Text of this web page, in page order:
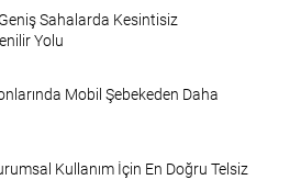
Sahalarda Kesintisiz
Yolu
Mobil Şebekeden Daha
Kullanım İçin En Doğru Telsiz